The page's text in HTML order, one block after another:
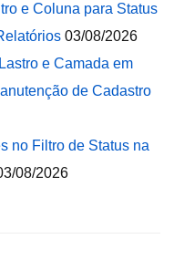
e Coluna para Status
03/08/2026
e Camada em
de Cadastro
no Filtro de Status na
08/2026